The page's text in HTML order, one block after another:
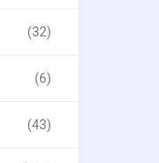
(32)
(6)
(43)